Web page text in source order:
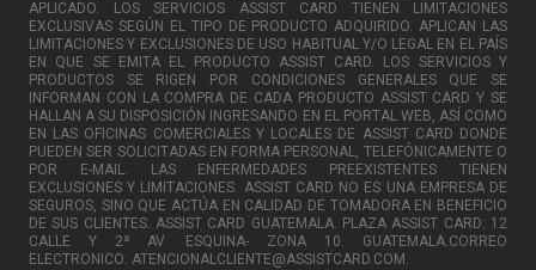
APLICADO. LOS SERVICIOS ASSIST CARD TIENEN LIMITACIONES
EXCLUSIVAS SEGÚN EL TIPO DE PRODUCTO ADQUIRIDO. APLICAN LAS
LIMITACIONES Y EXCLUSIONES DE USO HABITUAL Y/O LEGAL EN EL PAÍS
EN QUE SE EMITA EL PRODUCTO ASSIST CARD. LOS SERVICIOS Y
PRODUCTOS SE RIGEN POR CONDICIONES GENERALES QUE SE
INFORMAN CON LA COMPRA DE CADA PRODUCTO ASSIST CARD Y SE
HALLAN A SU DISPOSICIÓN INGRESANDO EN EL PORTAL WEB, ASÍ COMO
EN LAS OFICINAS COMERCIALES Y LOCALES DE ASSIST CARD DONDE
PUEDEN SER SOLICITADAS EN FORMA PERSONAL, TELEFÓNICAMENTE O
POR E-MAIL. LAS ENFERMEDADES PREEXISTENTES TIENEN
EXCLUSIONES Y LIMITACIONES. ASSIST CARD NO ES UNA EMPRESA DE
SEGUROS, SINO QUE ACTÚA EN CALIDAD DE TOMADORA EN BENEFICIO
DE SUS CLIENTES. ASSIST CARD GUATEMALA. PLAZA ASSIST CARD: 12
CALLE Y 2ª AV. ESQUINA- ZONA 10. GUATEMALA.CORREO
ELECTRONICO: ATENCIONALCLIENTE@ASSISTCARD.COM.